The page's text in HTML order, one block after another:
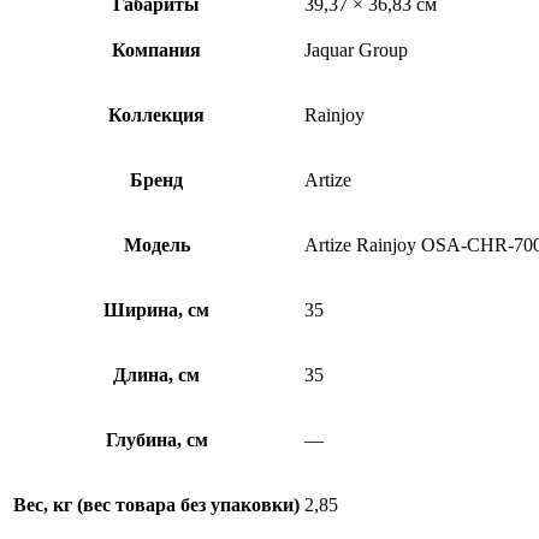
Габариты 39,37 × 36,83 см
Компания Jaquar Group
Коллекция Rainjoy
Бренд Artize
Модель Artize Rainjoy OSA-CHR-
Ширина, см 35
Длина, см 35
Глубина, см —
Вес, кг (вес товара без упаковки) 2,85